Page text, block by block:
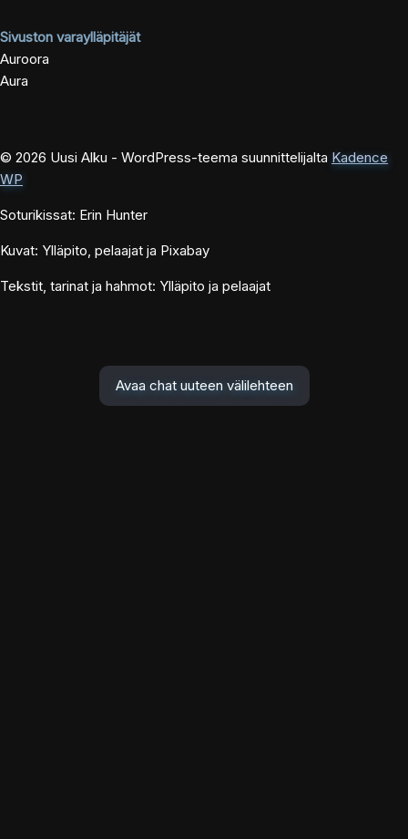
Sivuston varaylläpitäjät
Auroora
Aura
© 2026 Uusi Alku - WordPress-teema suunnittelijalta Kadence
WP
Soturikissat: Erin Hunter
Kuvat: Ylläpito, pelaajat ja Pixabay
Tekstit, tarinat ja hahmot: Ylläpito ja pelaajat
Avaa chat uuteen välilehteen